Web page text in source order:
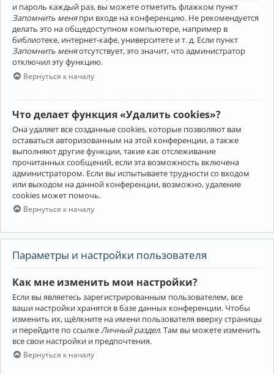
и пароль каждый раз, вы можете отметить флажком пункт
Запомнить меняпри входе на конференцию. Не рекомендуется
делать это на общедоступном компьютере, например в
библиотеке, интернет-кафе, университете и т. д. Если пункт
Запомнить меняотсутствует, это значит, что администратор
отключил эту функцию.
Вернуться к началу
Что делает функция «Удалить cookies»?
Она удаляет все созданные cookies, которые позволяют вам
оставаться авторизованным на этой конференции, а также
выполняют другие функции, такие как отслеживание
прочитанных сообщений, если эта возможность включена
администратором. Если вы испытываете трудности со входом
или выходом на данной конференции, возможно, удаление
cookies может помочь.
Вернуться к началу
Параметры и настройки пользователя
Как мне изменить мои настройки?
Если вы являетесь зарегистрированным пользователем, все
ваши настройки хранятся в базе данных конференции. Чтобы
изменить их, щёлкните на имени пользователя вверху страницы
и перейдите по ссылке Личный раздел. Там вы можете изменить
все свои настройки и предпочтения.
Вернуться к началу